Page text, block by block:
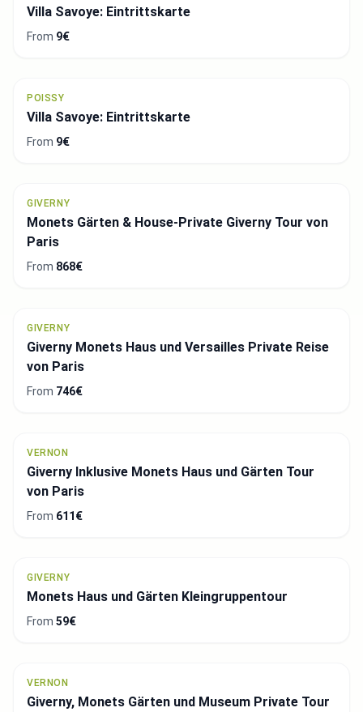
Villa Savoye: Eintrittskarte
From 9€
POISSY
Villa Savoye: Eintrittskarte
From 9€
GIVERNY
Monets Gärten & House-Private Giverny Tour von
Paris
From 868€
GIVERNY
Giverny Monets Haus und Versailles Private Reise
von Paris
From 746€
VERNON
Giverny Inklusive Monets Haus und Gärten Tour
von Paris
From 611€
GIVERNY
Monets Haus und Gärten Kleingruppentour
From 59€
VERNON
Giverny, Monets Gärten und Museum Private Tour